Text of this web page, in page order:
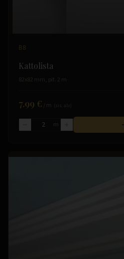
B8
Kattolista
82x82 mm, pit. 2 m
7.99 € /m
m